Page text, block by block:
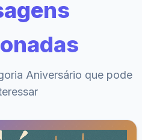
Aniversário que pode